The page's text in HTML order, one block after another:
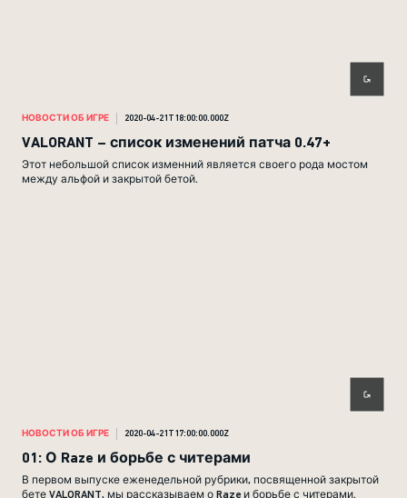
НОВОСТИ ОБ ИГРЕ 2020-04-21T18:00:00.000Z
VALORANT – список изменений патча 0.47+
Этот небольшой список изменний является своего рода мостом
между альфой и закрытой бетой.
НОВОСТИ ОБ ИГРЕ 2020-04-21T17:00:00.000Z
01: О Raze и борьбе с читерами
В первом выпуске еженедельной рубрики, посвященной закрытой
бете VALORANT, мы рассказываем о Raze и борьбе с читерами.